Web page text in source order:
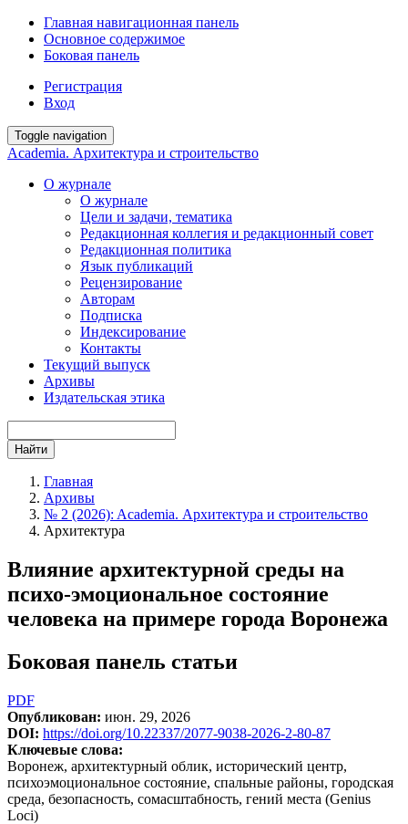
Главная навигационная панель
Основное содержимое
Боковая панель
Регистрация
Вход
Toggle navigation
Academia. Архитектура и строительство
О журнале
О журнале
Цели и задачи, тематика
Редакционная коллегия и редакционный совет
Редакционная политика
Язык публикаций
Рецензирование
Авторам
Подписка
Индексирование
Контакты
Текущий выпуск
Архивы
Издательская этика
Найти
Главная
Архивы
№ 2 (2026): Academia. Архитектура и строительство
Архитектура
Влияние архитектурной среды на
психо-эмоциональное состояние
человека на примере города Воронежа
Боковая панель статьи
PDF
Опубликован: июн. 29, 2026
DOI: https://doi.org/10.22337/2077-9038-2026-2-80-87
Ключевые слова:
Воронеж, архитектурный облик, исторический центр,
психоэмоциональное состояние, спальные районы, городская
среда, безопасность, сомасштабность, гений места (Genius
Loci)